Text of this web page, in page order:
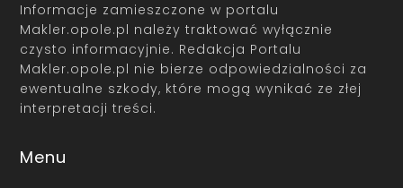
Informacje zamieszczone w portalu
Makler.opole.pl należy traktować wyłącznie
czysto informacyjnie. Redakcja Portalu
Makler.opole.pl nie bierze odpowiedzialności za
ewentualne szkody, które mogą wynikać ze złej
interpretacji treści.
Menu